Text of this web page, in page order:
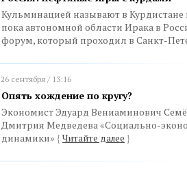
Кульминацией называют в
пока автономной области Ирака в
форум, который проходил в Санкт-
26 сентября / 13:16
Опять хождение по кругу?
Экономист Эдуард Вениаминович
Дмитрия Медведева «Социально-
динамики» { Читайте далее }